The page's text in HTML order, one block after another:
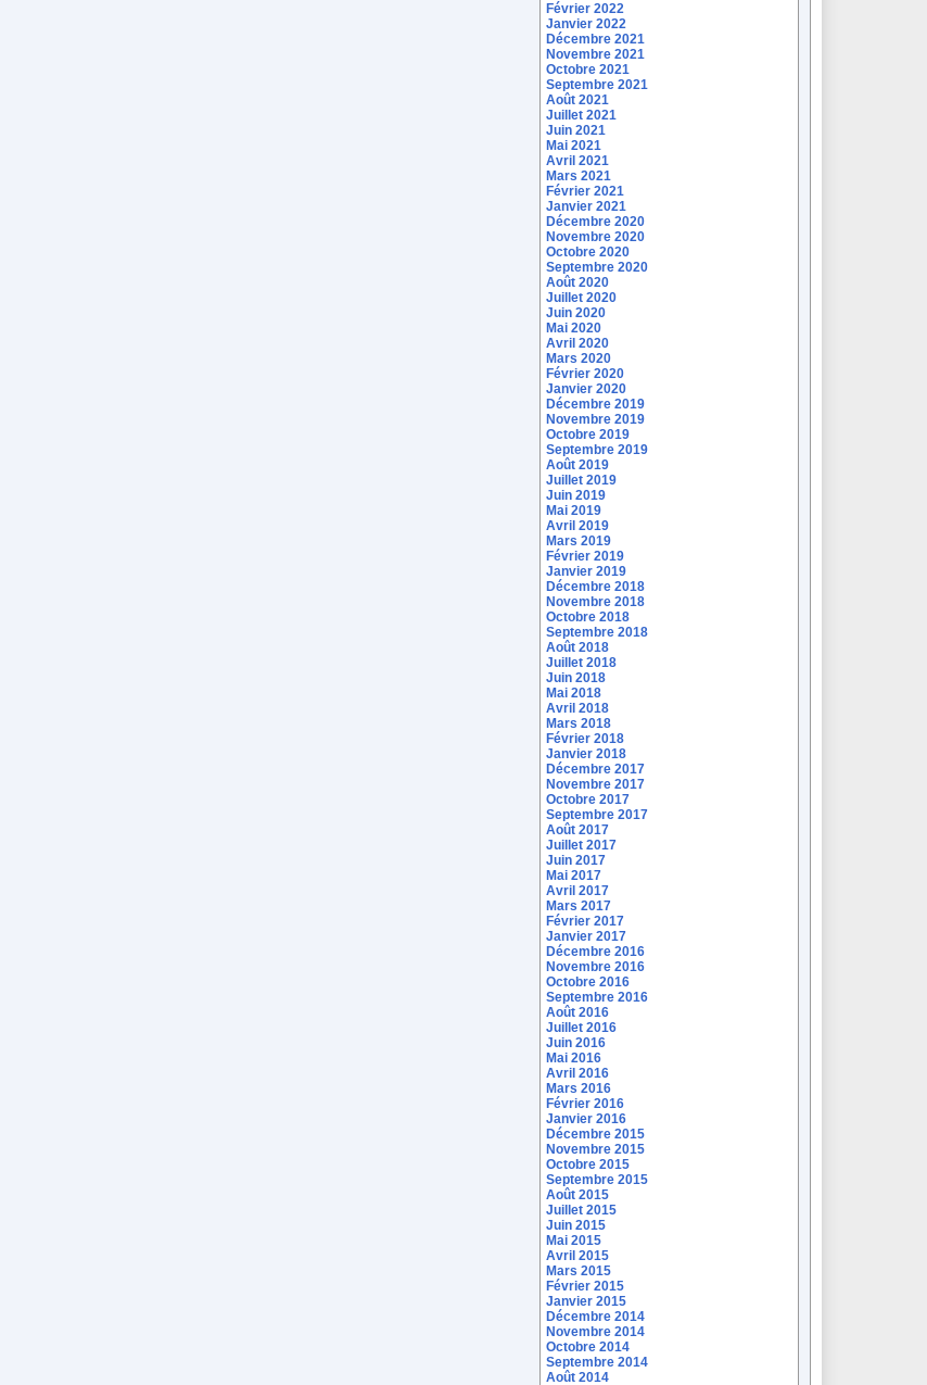
Février 2022
Janvier 2022
Décembre 2021
Novembre 2021
Octobre 2021
Septembre 2021
Août 2021
Juillet 2021
Juin 2021
Mai 2021
Avril 2021
Mars 2021
Février 2021
Janvier 2021
Décembre 2020
Novembre 2020
Octobre 2020
Septembre 2020
Août 2020
Juillet 2020
Juin 2020
Mai 2020
Avril 2020
Mars 2020
Février 2020
Janvier 2020
Décembre 2019
Novembre 2019
Octobre 2019
Septembre 2019
Août 2019
Juillet 2019
Juin 2019
Mai 2019
Avril 2019
Mars 2019
Février 2019
Janvier 2019
Décembre 2018
Novembre 2018
Octobre 2018
Septembre 2018
Août 2018
Juillet 2018
Juin 2018
Mai 2018
Avril 2018
Mars 2018
Février 2018
Janvier 2018
Décembre 2017
Novembre 2017
Octobre 2017
Septembre 2017
Août 2017
Juillet 2017
Juin 2017
Mai 2017
Avril 2017
Mars 2017
Février 2017
Janvier 2017
Décembre 2016
Novembre 2016
Octobre 2016
Septembre 2016
Août 2016
Juillet 2016
Juin 2016
Mai 2016
Avril 2016
Mars 2016
Février 2016
Janvier 2016
Décembre 2015
Novembre 2015
Octobre 2015
Septembre 2015
Août 2015
Juillet 2015
Juin 2015
Mai 2015
Avril 2015
Mars 2015
Février 2015
Janvier 2015
Décembre 2014
Novembre 2014
Octobre 2014
Septembre 2014
Août 2014